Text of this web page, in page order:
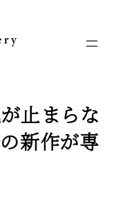
止まらな
新作が専